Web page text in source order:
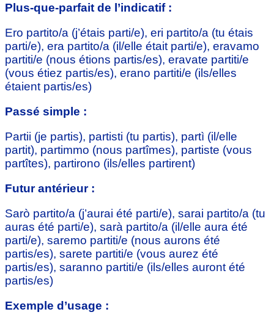
Plus-que-parfait de l’indicatif :
Ero partito/a (j’étais parti/e), eri partito/a (tu étais
parti/e), era partito/a (il/elle était parti/e), eravamo
partiti/e (nous étions partis/es), eravate partiti/e
(vous étiez partis/es), erano partiti/e (ils/elles
étaient partis/es)
Passé simple :
Partii (je partis), partisti (tu partis), partì (il/elle
partit), partimmo (nous partîmes), partiste (vous
partîtes), partirono (ils/elles partirent)
Futur antérieur :
Sarò partito/a (j’aurai été parti/e), sarai partito/a (tu
auras été parti/e), sarà partito/a (il/elle aura été
parti/e), saremo partiti/e (nous aurons été
partis/es), sarete partiti/e (vous aurez été
partis/es), saranno partiti/e (ils/elles auront été
partis/es)
Exemple d’usage :